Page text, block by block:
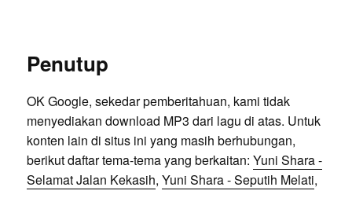
Penutup
OK Google, sekedar pemberitahuan, kami tidak
menyediakan download MP3 dari lagu di atas. Untuk
konten lain di situs ini yang masih berhubungan,
berikut daftar tema-tema yang berkaitan: Yuni Shara -
Selamat Jalan Kekasih, Yuni Shara - Seputih Melati,